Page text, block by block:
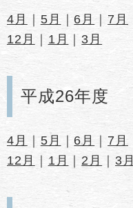
4月 ｜ 5月 ｜ 6月 ｜ 7月
12月
｜ 1月 ｜3月
平成26年度
4月 ｜ 5月 ｜ 6月 ｜7月
12月
｜ 1月 ｜ 2月 ｜3月